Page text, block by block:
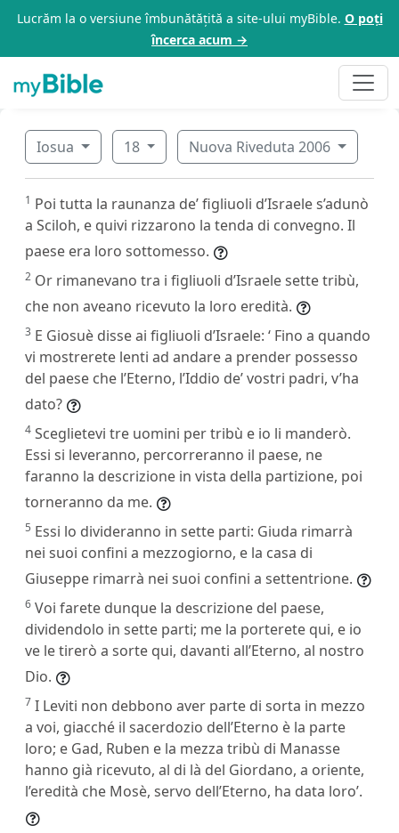
Lucrăm la o versiune îmbunătățită a site-ului myBible. O poți
încerca acum →
Iosua 18 Nuova Riveduta 2006
1 Poi tutta la raunanza de’ figliuoli d’Israele s’adunò
a Sciloh, e quivi rizzarono la tenda di convegno. Il
paese era loro sottomesso.
2 Or rimanevano tra i figliuoli d’Israele sette tribù,
che non aveano ricevuto la loro eredità.
3 E Giosuè disse ai figliuoli d’Israele: ‘ Fino a quando
vi mostrerete lenti ad andare a prender possesso
del paese che l’Eterno, l’Iddio de’ vostri padri, v’ha
dato?
4 Sceglietevi tre uomini per tribù e io li manderò.
Essi si leveranno, percorreranno il paese, ne
faranno la descrizione in vista della partizione, poi
torneranno da me.
5 Essi lo divideranno in sette parti: Giuda rimarrà
nei suoi confini a mezzogiorno, e la casa di
Giuseppe rimarrà nei suoi confini a settentrione.
6 Voi farete dunque la descrizione del paese,
dividendolo in sette parti; me la porterete qui, e io
ve le tirerò a sorte qui, davanti all’Eterno, al nostro
Dio.
7 I Leviti non debbono aver parte di sorta in mezzo
a voi, giacché il sacerdozio dell’Eterno è la parte
loro; e Gad, Ruben e la mezza tribù di Manasse
hanno già ricevuto, al di là del Giordano, a oriente,
l’eredità che Mosè, servo dell’Eterno, ha data loro’.